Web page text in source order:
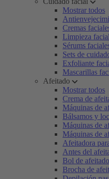
Mostrar todos
Cremas
Limpieza facial
Sérums
Sets de
Exfoliante
Mascarillas
Afeitado
Mostrar todos
Crema de
Máquinas de
Bálsamos y
Máquinas de
Máquinas de
Afeitadora
Antes del
Bol de afeitado
Brocha de